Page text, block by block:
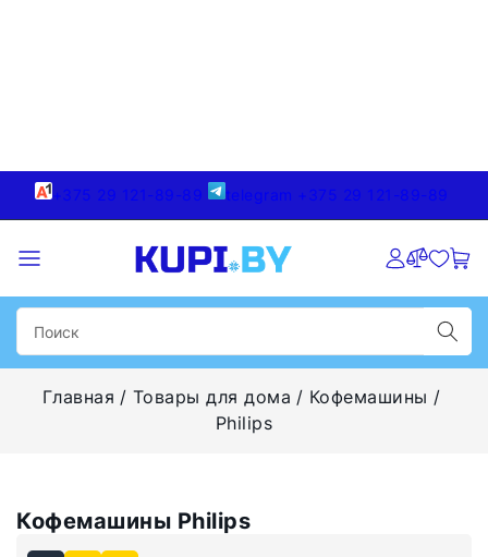
+375 29 121-89-89 telegram +375 29 121-89-89
Главная Товары для дома
Кофемашины
Philips
Кофемашины Philips